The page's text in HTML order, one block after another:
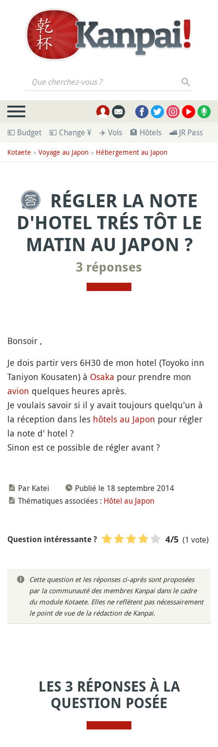
Que cherchez-vous ?
💶 Budget 💴 Change ¥ ✈️ Vols 🏨 Hôtels 🚄 JR Pass
Kotaete » Voyage au Japon » Hébergement au Japon
RÉGLER LA NOTE
D'HOTEL TRÉS TÔT LE
MATIN AU JAPON ?
3 réponses
Bonsoir ,
Je dois partir vers 6H30 de mon hotel (Toyoko inn
Taniyon Kousaten) à Osaka pour prendre mon
avion quelques heures après.
Je voulais savoir si il y avait toujours quelqu'un à
la réception dans les hôtels au Japon pour régler
la note d' hotel ?
Sinon est ce possible de régler avant ?
Par Katei
Publié le 18 septembre 2014
Thématiques associées : Hôtel au Japon
Question intéressante ? 4/5 (1 vote)
Cette question et les réponses ci-après sont proposées
par la communauté des membres Kanpai dans le cadre
du module Kotaete. Elles ne reflètent pas nécessairement
le point de vue de la rédaction de Kanpai.
LES 3 RÉPONSES À LA
QUESTION POSÉE